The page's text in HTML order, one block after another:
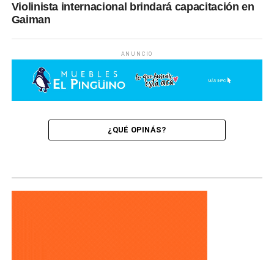
Violinista internacional brindará capacitación en
Gaiman
ANUNCIO
¿QUÉ OPINÁS?